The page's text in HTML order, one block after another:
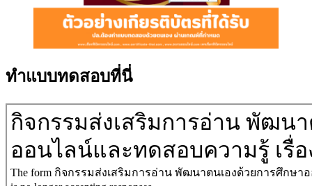
ทำแบบทดสอบที่นี่